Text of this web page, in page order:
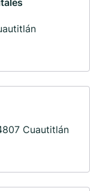
Cuautitlán